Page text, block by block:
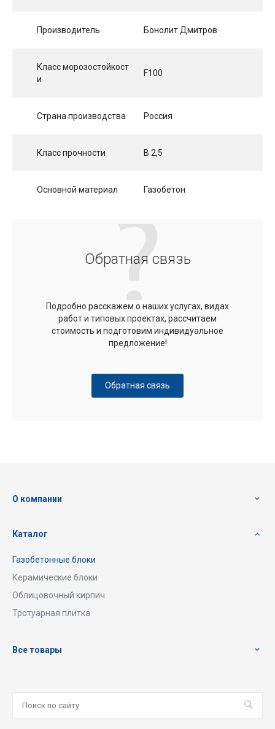
Производитель Бонолит Дмитров
Класс морозостойкост
и
F100
Страна производства Россия
Класс прочности B 2,5
Основной материал Газобетон
Обратная связь
Подробно расскажем о наших услугах, видах
работ и типовых проектах, рассчитаем
стоимость и подготовим индивидуальное
предложение!
Обратная связь
О компании
Каталог
Газобетонные блоки
Керамические блоки
Облицовочный кирпич
Тротуарная плитка
Все товары